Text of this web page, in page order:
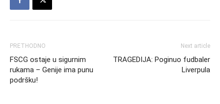
PRETHODNO
FSCG ostaje u sigurnim
rukama – Genije ima punu
podršku!
Next article
TRAGEDIJA: Poginuo fudbaler
Liverpula